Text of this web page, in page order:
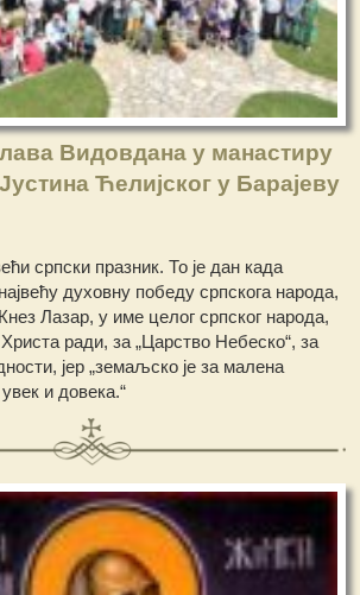
Видовдана у манастиру
Ћелијског у Барајеву
српски празник. То је дан када
духовну победу српскога народа,
Лазар, у име целог српског народа,
ради, за „Царство Небеско“, за
јер „земаљско је за малена
и довека.“